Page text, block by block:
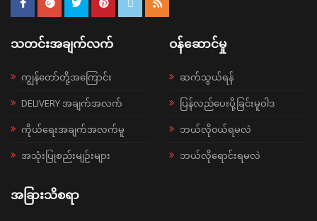
သတင်းအချက်လက်
ကျွန်တော်တို့အကြောင်း
DELIVERY အချက်အလက်
ကိုယ်ရေးအချက်အလက်မူ
အသုံးပြုစည်းမျဉ်းများ
ဝန်ဆောင်မှု
ဆက်သွယ်ရန်
ပြန်လည်ပေးပို့ခြင်းမူဝါဒ
ဘယ်လို၀ယ်ရမလဲ
ဘယ်လိုရောင်းရမလဲ
အခြားသိစရာ